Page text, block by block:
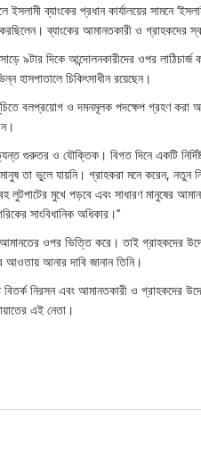
ব্যাংকের প্রধান কার্যালয়ের সামনে
ব্যাংকের আমানতকারী ও গ্রাহকদের
৯টার দিকে আন্দোলনকারীদের ওপর লাঠিচার্জ
চিকিৎসাধীন রয়েছেন।
বলপ্রয়োগ ও দমনমূলক পদক্ষেপ গ্রহণ করা
গুরুতর ও যৌক্তিক। বিগত দিনে একটি নির্দিষ্ট
তা ভুলে যায়নি। গ্রাহকরা মনে করেন,
মুখে পড়বে এবং সাধারণ মানুষের
সাংবিধানিক অধিকার।’’
ওপর ভিত্তি করে। তাই গ্রাহকদের
আওতায় আনার দাবি জানান তিনি।
বিতর্ক নিরসন এবং আমানতকারী ও গ্রাহকদের
এই নেতা।